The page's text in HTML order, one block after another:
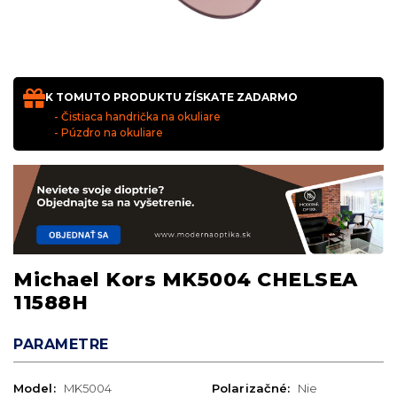
K TOMUTO PRODUKTU ZÍSKATE ZADARMO
- Čistiaca handrička na okuliare
- Púzdro na okuliare
Michael Kors MK5004 CHELSEA
11588H
PARAMETRE
Model:
MK5004
Polarizačné:
Nie